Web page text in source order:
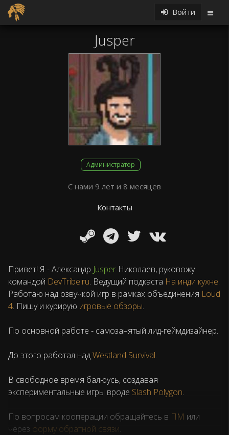
Войти
Jusper
Администратор
С нами 9 лет и 8 месяцев
Контакты
Привет! Я - Александр Jusper Николаев, руковожу
командой DevTribe.ru. Ведущий подкаста На инди кухне.
Работаю над озвучкой игр в рамках объединения Loud
4. Пишу и курирую игровые обзоры.
По основной работе - самозанятый лид-геймдизайнер.
До этого работал надWestland Survival.
В свободное время балюусь, создавая
экспериментальные игры вроде Slash Polygon.
По вопросам кооперации обращайтесь в ПМ или
через форму обратной связи.